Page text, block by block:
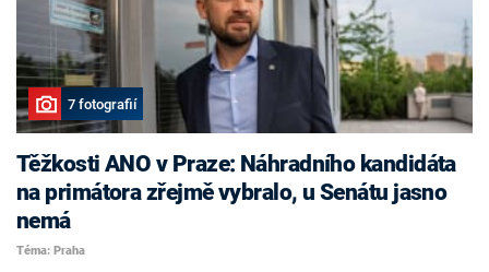
7 fotografií
Těžkosti ANO v Praze: Náhradního kandidáta
na primátora zřejmě vybralo, u Senátu jasno
nemá
Téma: Praha